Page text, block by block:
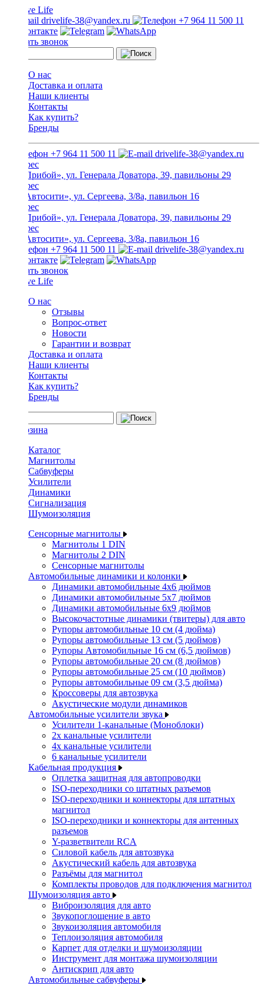
drivelife-38@yandex.ru +7 964 11 500 11
Заказать звонок
О нас
Доставка и оплата
Наши клиенты
Контакты
Как купить?
Бренды
+7 964 11 500 11 drivelife-38@yandex.ru
ТЦ «Прибой», ул. Генерала Доватора, 39, павильоны 29
ТЦ «Автосити», ул. Сергеева, 3/8а, павильон 16
ТЦ «Прибой», ул. Генерала Доватора, 39, павильоны 29
ТЦ «Автосити», ул. Сергеева, 3/8а, павильон 16
+7 964 11 500 11
drivelife-38@yandex.ru
Заказать звонок
О нас
Отзывы
Вопрос-ответ
Новости
Гарантии и возврат
Доставка и оплата
Наши клиенты
Контакты
Как купить?
Бренды
Каталог
Магнитолы
Сабвуферы
Усилители
Динамики
Сигнализация
Шумоизоляция
Сенсорные магнитолы
Магнитолы 1 DIN
Магнитолы 2 DIN
Сенсорные магнитолы
Автомобильные динамики и колонки
Динамики автомобильные 4x6 дюймов
Динамики автомобильные 5x7 дюймов
Динамики автомобильные 6x9 дюймов
Высокочастотные динамики (твитеры) для авто
Рупоры автомобильные 10 см (4 дюйма)
Рупоры автомобильные 13 см (5 дюймов)
Рупоры Автомобильные 16 см (6,5 дюймов)
Рупоры автомобильные 20 см (8 дюймов)
Рупоры автомобильные 25 см (10 дюймов)
Рупоры автомобильные 09 см (3,5 дюйма)
Кроссоверы для автозвука
Акустические модули динамиков
Автомобильные усилители звука
Усилители 1-канальные (Моноблоки)
2х канальные усилители
4х канальные усилители
6 канальные усилители
Кабельная продукция
Оплетка защитная для автопроводки
ISO-переходники со штатных разъемов
ISO-переходники и коннекторы для штатных
магнитол
ISO-переходники и коннекторы для антенных
разъемов
Y-разветвители RCA
Силовой кабель для автозвука
Акустический кабель для автозвука
Разъёмы для магнитол
Комплекты проводов для подключения магнитол
Шумоизоляция авто
Виброизоляция для авто
Звукопоглощение в авто
Звукоизоляция автомобиля
Теплоизоляция автомобиля
Карпет для отделки и шумоизоляции
Инструмент для монтажа шумоизоляции
Антискрип для авто
Автомобильные сабвуферы